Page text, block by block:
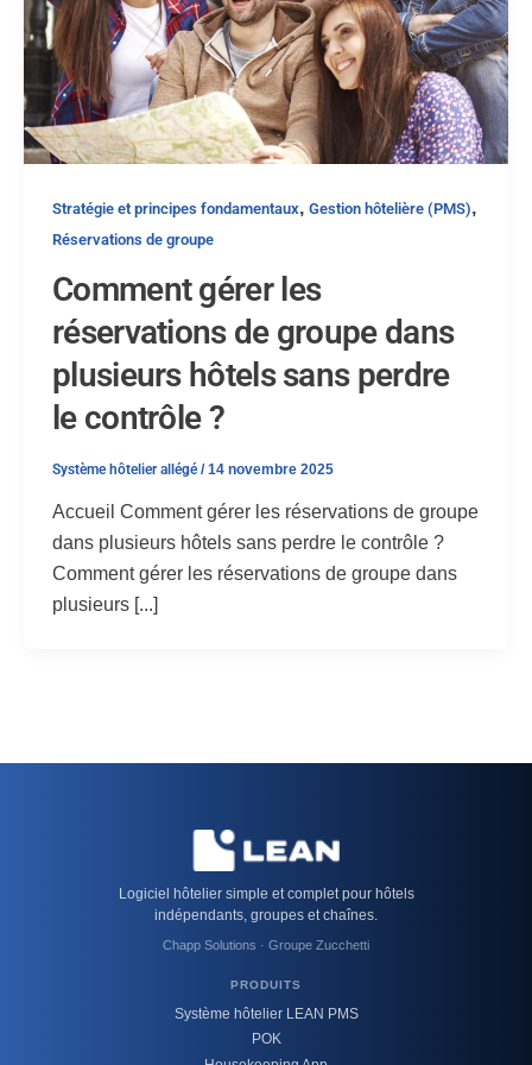
Stratégie et principes fondamentaux, Gestion hôtelière (PMS),
Réservations de groupe
Comment gérer les
réservations de groupe dans
plusieurs hôtels sans perdre
le contrôle ?
Système hôtelier allégé /14 novembre 2025
Accueil Comment gérer les réservations de groupe
dans plusieurs hôtels sans perdre le contrôle ?
Comment gérer les réservations de groupe dans
plusieurs [...]
Logiciel hôtelier simple et complet pour hôtels
indépendants, groupes et chaînes.
Chapp Solutions · Groupe Zucchetti
PRODUITS
Système hôtelier LEAN PMS
POK